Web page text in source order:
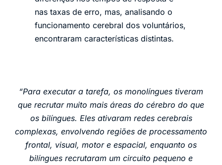
nas taxas de erro, mas, analisando o
funcionamento cerebral dos voluntários,
encontraram características distintas.
“Para executar a tarefa, os monolíngues tiveram
que recrutar muito mais áreas do cérebro do que
os bilíngues. Eles ativaram redes cerebrais
complexas, envolvendo regiões de processamento
frontal, visual, motor e espacial, enquanto os
bilíngues recrutaram um circuito pequeno e